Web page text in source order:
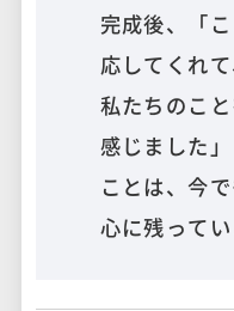
完成後、「
応してくれ
私たちのこ
感じました
ことは、今
心に残ってい